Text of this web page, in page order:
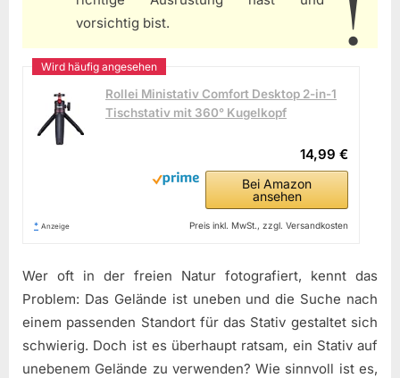
vorsichtig bist.
Rollei Ministativ Comfort Desktop 2-in-1
Tischstativ mit 360° Kugelkopf
14,99 €
Bei Amazon
ansehen
* Anzeige Preis inkl. MwSt., zzgl. Versandkosten
Wer oft in der freien Natur fotografiert, kennt das
Problem: Das Gelände ist uneben und die Suche nach
einem passenden Standort für das Stativ gestaltet sich
schwierig. Doch ist es überhaupt ratsam, ein Stativ auf
unebenem Gelände zu verwenden? Wie sinnvoll ist es,